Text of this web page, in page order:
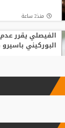
منذ2 ساعة
الفيصلي يقرر
البوركيني
"اليويفا" يؤكد